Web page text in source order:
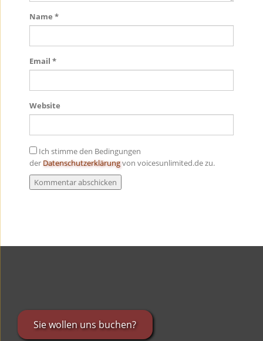
Name *
Email *
Website
Ich stimme den Bedingungen
der Datenschutzerklärungvon voicesunlimited.de zu.
Sie wollen uns buchen?